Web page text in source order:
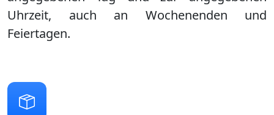
Uhrzeit, auch an Wochenenden und
Feiertagen.